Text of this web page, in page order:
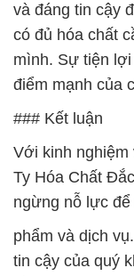
và đáng tin cậy
có đủ hóa chất
mình. Sự tiện
điểm mạnh của
### Kết luận
Với kinh nghiệm
Ty Hóa Chất
ngừng nỗ lực
phẩm và dịch
tin cậy của quý